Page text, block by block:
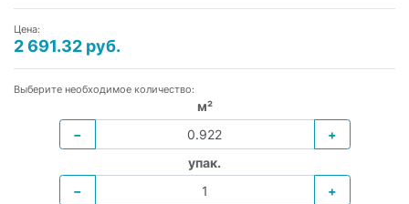
Цена:
2 691.32 руб.
Выберите необходимое количество:
м²
−
+
упак.
−
+